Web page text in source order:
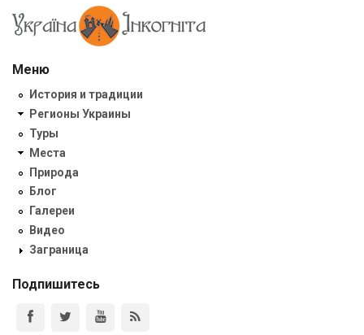
Меню
История и традиции
Регионы Украины
Туры
Места
Природа
Блог
Галереи
Видео
Заграница
Подпишитесь